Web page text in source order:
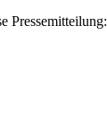
Pressemitteilung: